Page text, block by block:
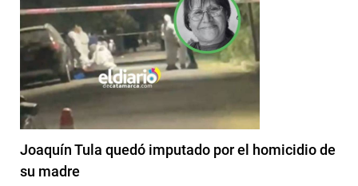
Joaquín Tula quedó imputado por el homicidio de
su madre